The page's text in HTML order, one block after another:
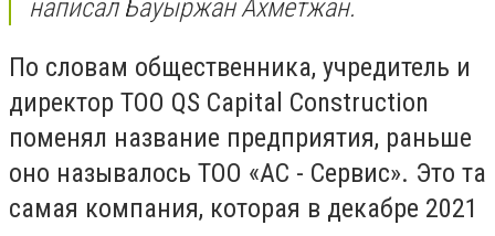
написал Бауыржан Ахметжан.
По словам общественника, учредитель и
директор ТОО QS Capital Construction
поменял название предприятия, раньше
оно называлось ТОО «АС - Сервис». Это та
самая компания, которая в декабре 2021